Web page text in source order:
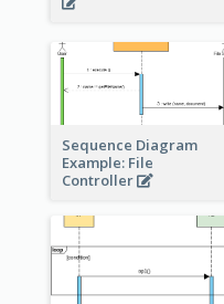
Sequence Diagram
Example: File
Controller